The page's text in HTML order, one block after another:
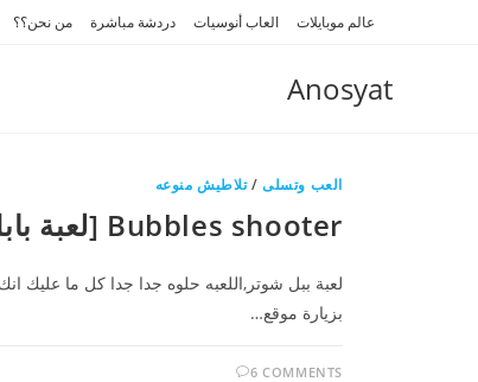
عالم موبايلات العاب أنوسيات دردشة مباشرة من نحن؟؟
Anosyat
العب وتسلى /تلاطيش منوعه
Bubbles shooter [لعبة بابل شوتر]
بزيارة موقع…
6 COMMENTS